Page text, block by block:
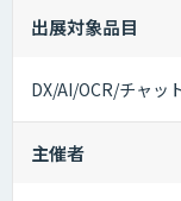
出展対象品目
DX/AI/OCR/チャッ
主催者